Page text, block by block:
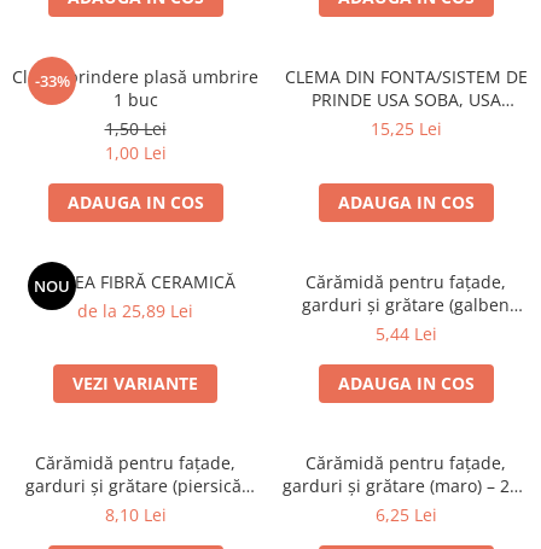
-33%
Clemă prindere plasă umbrire
1 buc
1,50 Lei
1,00 Lei
ADAUGA IN COS
CLEMA DIN FONTA/SISTEM DE
PRINDE USA SOBA, USA
SEMINEU
15,25 Lei
ADAUGA IN COS
NOU
SALTEA FIBRĂ CERAMICĂ
de la 25,89 Lei
VEZI VARIANTE
Cărămidă pentru fațade,
garduri și grătare (galben
corsica) – 250 × 120 × 65 mm
5,44 Lei
ADAUGA IN COS
Cărămidă pentru fațade,
garduri și grătare (piersică,
colț rotunjit) – 250 × 120 × 65
8,10 Lei
Cărămidă pentru fațade,
garduri și grătare (maro) – 250
× 120 × 65 mm
6,25 Lei